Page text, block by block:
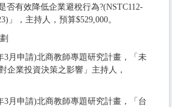
否有效降低企業避稅行為?(NSTC112-
」，主持人，預算$529,000。
3月申請)北商教師專題研究計畫，「未
企業投資決策之影響」主持人，
3月申請)北商教師專題研究計畫，「台